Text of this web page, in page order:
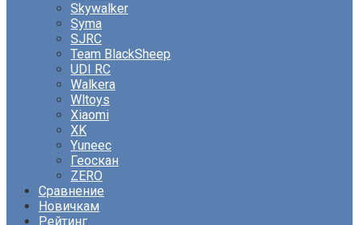
Skywalker
Syma
SJRC
Team BlackSheep
UDI RC
Walkera
Wltoys
Xiaomi
XK
Yuneec
Геоскан
ZERO
Сравнение
Новичкам
Рейтинг